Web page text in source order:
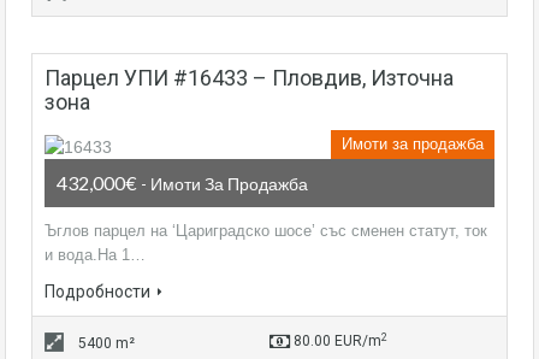
парцел УПИ #16433 – Пловдив, Източна
зона
Имоти за продажба
432,000€ - Имоти За Продажба
Ъглов парцел на ‘Цариградско шосе’ със сменен статут, ток
и вода.На 1…
Подробности
5400 m² 80.00 EUR/m2